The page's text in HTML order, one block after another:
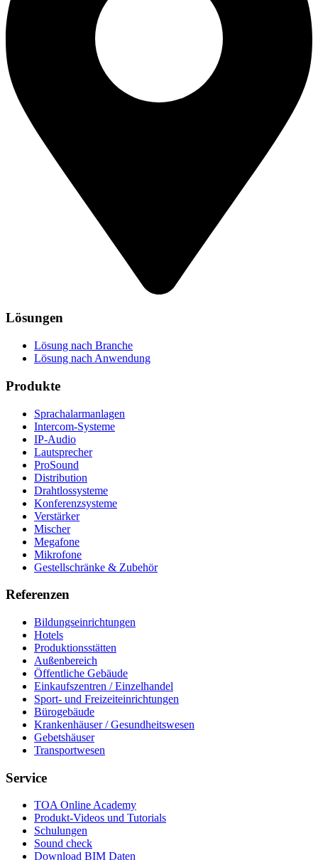
Lösungen
Lösung nach Branche
Lösung nach Anwendung
Produkte
Sprachalarmanlagen
Intercom-Systeme
IP-Audio
Lautsprecher
ProSound
Distribution
Drahtlossysteme
Konferenzsysteme
Verstärker
Mischer
Megafone
Mikrofone
Gestellschränke & Zubehör
Referenzen
Bildungseinrichtungen
Hotels
Produktionsstätten
Außenbereich
Öffentliche Gebäude
Einkaufszentren / Einzelhandel
Sport- und Freizeiteinrichtungen
Bürogebäude
Krankenhäuser / Gesundheitswesen
Gebetshäuser
Transportwesen
Service
TOA Online Academy
Produkt-Videos und Tutorials
Schulungen
Sound check
Download BIM Daten